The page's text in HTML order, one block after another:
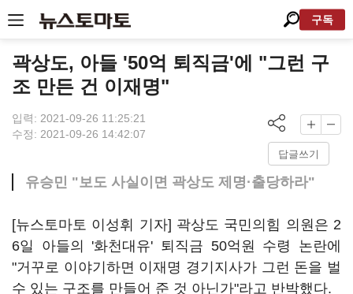
구독
곽상도, 아들 '50억 퇴직금'에 "그런 구
조 만든 건 이재명"
입력: 2021-09-26 11:25:21
수정: 2021-09-26 14:42:07
답글쓰기
유승민 "보도 사실이면 곽상도 제명·출당하라"
[뉴스토마토 이성휘 기자] 곽상도 국민의힘 의원은 2
6일 아들의 '화천대유' 퇴직금 50억원 수령 논란에
"거꾸로 이야기하면 이재명 경기지사가 그런 돈을 벌
수 있는 구조를 만들어 준 것 아닌가"라고 반박했다.